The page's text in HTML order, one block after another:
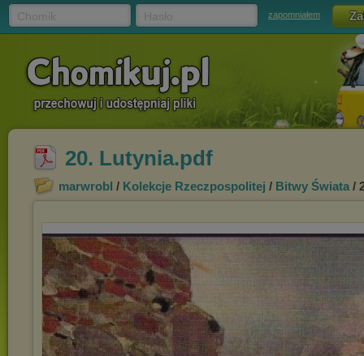
zapomniałem
20. Lutynia.pdf
marwrobl / Kolekcje Rzeczpospolitej / Bitwy Świata /